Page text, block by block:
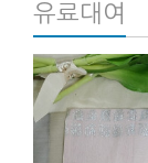
유료대여